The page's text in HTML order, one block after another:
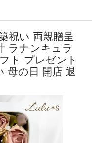
祝い 両親贈呈
ラナンキュラ
ト プレゼント
母の日 開店 退